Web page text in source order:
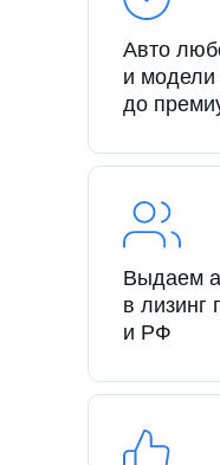
Авто
и
до
Выдаем
в лизинг
и РФ